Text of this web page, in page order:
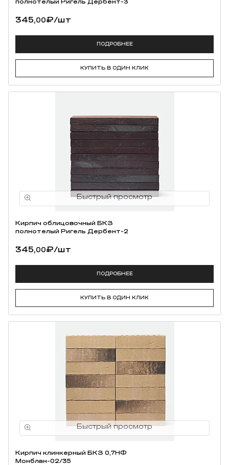
полнотелый Ригель Дербент-3
345,00₽/шт
ПОДРОБНЕЕ
КУПИТЬ В ОДИН КЛИК
Кирпич облицовочный БКЗ
полнотелый Ригель Дербент-2
345,00₽/шт
ПОДРОБНЕЕ
КУПИТЬ В ОДИН КЛИК
Кирпич клинкерный БКЗ 0,7НФ
Монблан-02/35